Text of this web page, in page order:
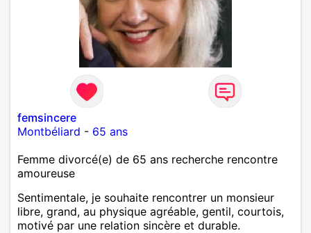
femsincere
Montbéliard - 65 ans
Femme divorcé(e) de 65 ans recherche rencontre
amoureuse
Sentimentale, je souhaite rencontrer un monsieur
libre, grand, au physique agréable, gentil, courtois,
motivé par une relation sincère et durable.